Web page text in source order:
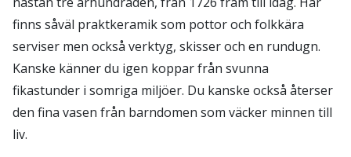
finns såväl praktkeramik som pottor och folkkära
serviser men också verktyg, skisser och en rundugn.
Kanske känner du igen koppar från svunna
fikastunder i somriga miljöer. Du kanske också återser
den fina vasen från barndomen som väcker minnen till
liv.